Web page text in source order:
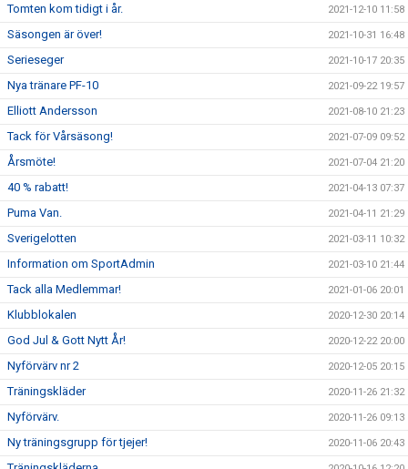
Tomten kom tidigt i år. 2021-12-10 11:58
Säsongen är över! 2021-10-31 16:48
Serieseger 2021-10-17 20:35
Nya tränare PF-10 2021-09-22 19:57
Elliott Andersson 2021-08-10 21:23
Tack för Vårsäsong! 2021-07-09 09:52
Årsmöte! 2021-07-04 21:20
40 % rabatt! 2021-04-13 07:37
Puma Van. 2021-04-11 21:29
Sverigelotten 2021-03-11 10:32
Information om SportAdmin 2021-03-10 21:44
Tack alla Medlemmar! 2021-01-06 20:01
Klubblokalen 2020-12-30 20:14
God Jul & Gott Nytt År! 2020-12-22 20:00
Nyförvärv nr 2 2020-12-05 20:15
Träningskläder 2020-11-26 21:32
Nyförvärv. 2020-11-26 09:13
Ny träningsgrupp för tjejer! 2020-11-06 20:43